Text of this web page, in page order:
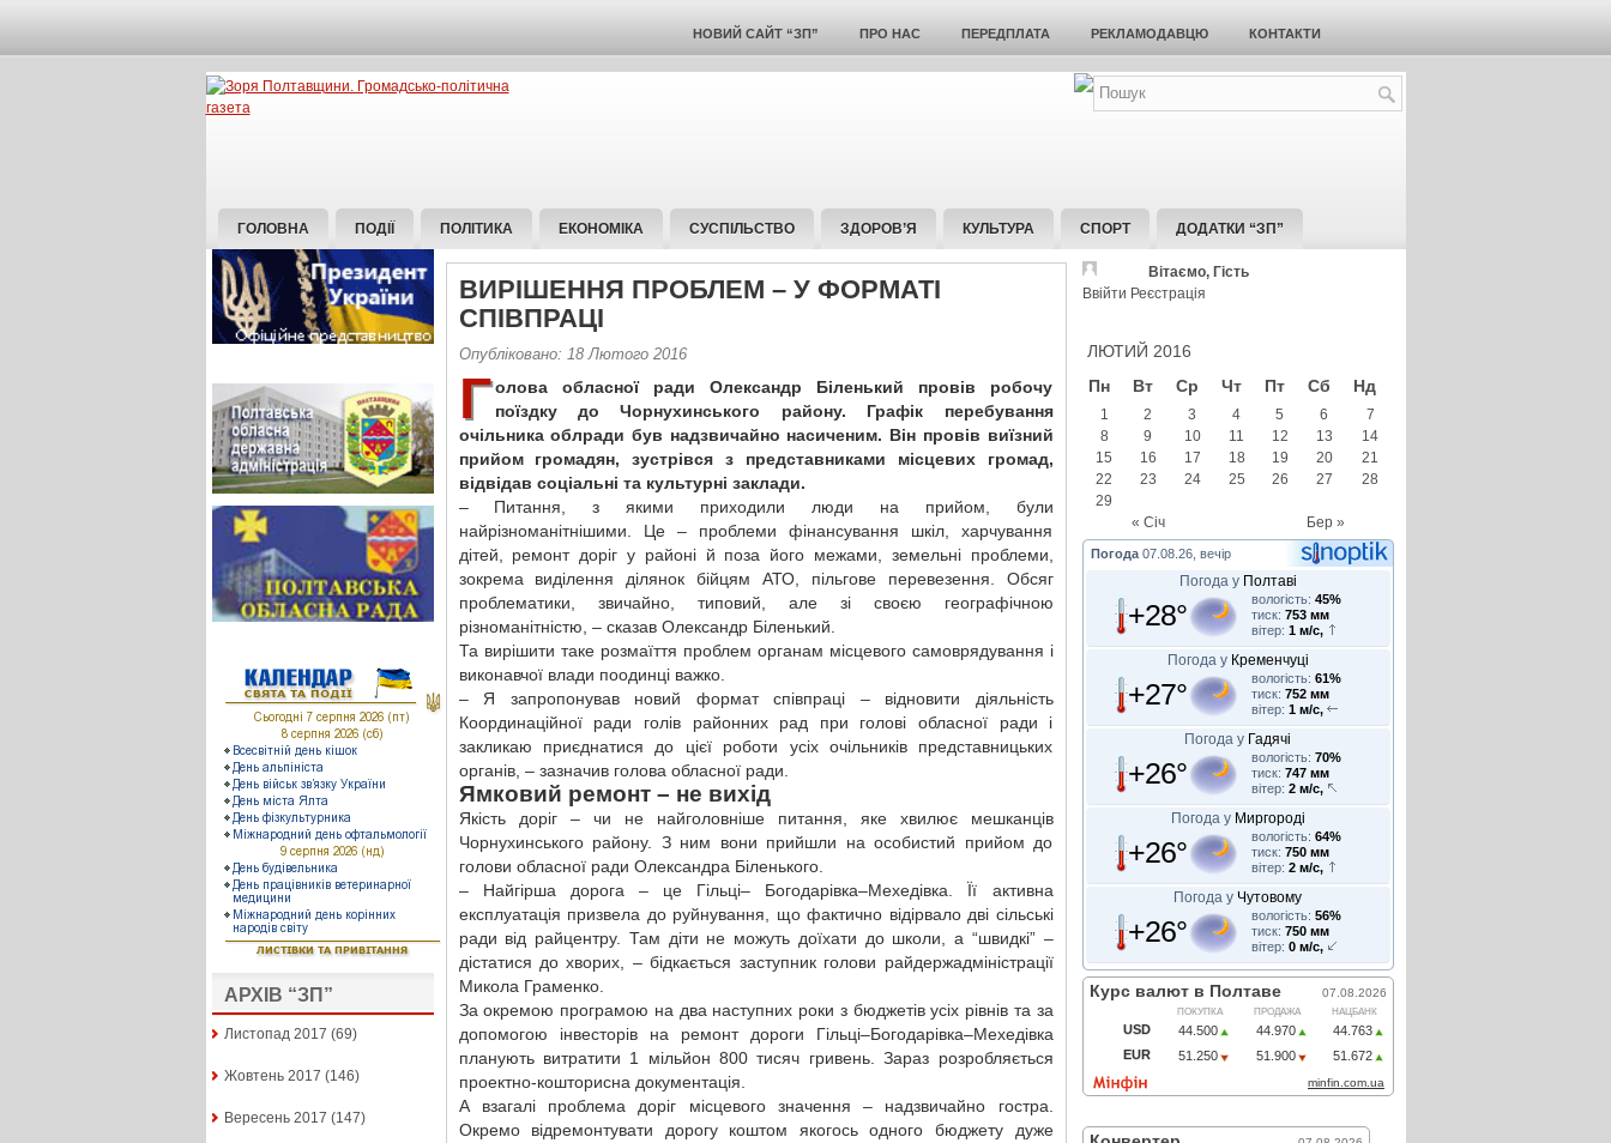
НОВИЙ САЙТ “ЗП” ПРО НАС ПЕРЕДПЛАТА РЕКЛАМОДАВЦЮ КОНТАКТИ
ГОЛОВНА ПОДІЇ ПОЛІТИКА ЕКОНОМІКА СУСПІЛЬСТВО ЗДОРОВ’Я КУЛЬТУРА СПОРТ ДОДАТКИ “ЗП”
АРХІВ “ЗП”
Листопад 2017 (69)
Жовтень 2017 (146)
Вересень 2017 (147)
ВИРІШЕННЯ ПРОБЛЕМ – У ФОРМАТІ
СПІВПРАЦІ
Опубліковано: 18 Лютого 2016
Г олова обласної ради Олександр Біленький провів робочу
поїздку до Чорнухинського району. Графік перебування
очільника облради був надзвичайно насиченим. Він провів виїзний
прийом громадян, зустрівся з представниками місцевих громад,
відвідав соціальні та культурні заклади.
– Питання, з якими приходили люди на прийом, були
найрізноманітнішими. Це – проблеми фінансування шкіл, харчування
дітей, ремонт доріг у районі й поза його межами, земельні проблеми,
зокрема виділення ділянок бійцям АТО, пільгове перевезення. Обсяг
проблематики, звичайно, типовий, але зі своєю географічною
різноманітністю, – сказав Олександр Біленький.
Та вирішити таке розмаїття проблем органам місцевого самоврядування і
виконавчої влади поодинці важко.
– Я запропонував новий формат співпраці – відновити діяльність
Координаційної ради голів районних рад при голові обласної ради і
закликаю приєднатися до цієї роботи усіх очільників представницьких
органів, – зазначив голова обласної ради.
Ямковий ремонт – не вихід
Якість доріг – чи не найголовніше питання, яке хвилює мешканців
Чорнухинського району. З ним вони прийшли на особистий прийом до
голови обласної ради Олександра Біленького.
– Найгірша дорога – це Гільці– Богодарівка–Мехедівка. Її активна
експлуатація призвела до руйнування, що фактично відірвало дві сільські
ради від райцентру. Там діти не можуть доїхати до школи, а “швидкі” –
дістатися до хворих, – бідкається заступник голови райдержадміністрації
Микола Граменко.
За окремою програмою на два наступних роки з бюджетів усіх рівнів та за
допомогою інвесторів на ремонт дороги Гільці–Богодарівка–Мехедівка
планують витратити 1 мільйон 800 тисяч гривень. Зараз розробляється
проектно-кошторисна документація.
А взагалі проблема доріг місцевого значення – надзвичайно гостра.
Окремо відремонтувати дорогу коштом якогось одного бюджету дуже
Вітаємо, Гість
Ввійти Реєстрація
ЛЮТИЙ 2016
Пн
Вт Ср Чт Пт Сб Нд
« Січ Бер »
1 2 3 4 5 6
7
8
9 10 11 12 13
14
15
16 17 18 19 20
21
22
23 24 25 26 27
28
29
Погода 07.08.26, вечір
Погода у Полтаві
+28° вологість: 45%
тиск: 753 мм
вітер: 1 м/с,
Погода у Кременчуці
+27° вологість: 61%
тиск: 752 мм
вітер: 1 м/с,
Погода у Гадячі
+26° вологість: 70%
тиск: 747 мм
вітер: 2 м/с,
Погода у Миргороді
+26° вологість: 64%
тиск: 750 мм
вітер: 2 м/с,
Погода у Чутовому
+26° вологість: 56%
тиск: 750 мм
вітер: 0 м/с,